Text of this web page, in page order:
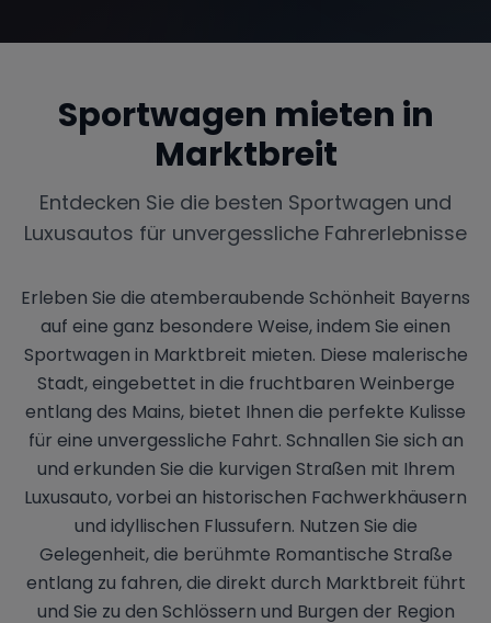
Sportwagen mieten in
Marktbreit
Entdecken Sie die besten Sportwagen und
Luxusautos für unvergessliche Fahrerlebnisse
Erleben Sie die atemberaubende Schönheit Bayerns
auf eine ganz besondere Weise, indem Sie einen
Sportwagen in Marktbreit mieten. Diese malerische
Stadt, eingebettet in die fruchtbaren Weinberge
entlang des Mains, bietet Ihnen die perfekte Kulisse
für eine unvergessliche Fahrt. Schnallen Sie sich an
und erkunden Sie die kurvigen Straßen mit Ihrem
Luxusauto, vorbei an historischen Fachwerkhäusern
und idyllischen Flussufern. Nutzen Sie die
Gelegenheit, die berühmte Romantische Straße
entlang zu fahren, die direkt durch Marktbreit führt
und Sie zu den Schlössern und Burgen der Region